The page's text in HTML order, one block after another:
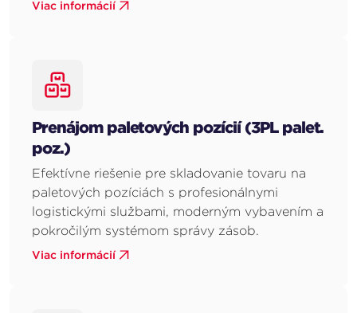
Viac informácií
Prenájom paletových pozícií (3PL palet.
poz.)
Efektívne riešenie pre skladovanie tovaru na
paletových pozíciách s profesionálnymi
logistickými službami, moderným vybavením a
pokročilým systémom správy zásob.
Viac informácií